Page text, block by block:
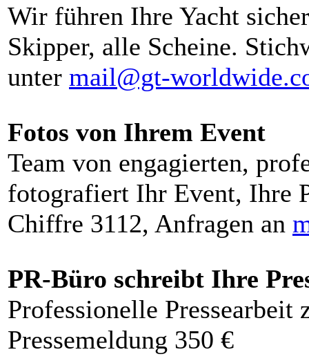
Wir führen Ihre Yacht
Skipper, alle Scheine.
unter mail@gt-
Fotos von Ihrem Event
Team von engagierten,
fotografiert Ihr Event, Ihre
Chiffre 3112, Anfragen an
PR-Büro schreibt Ihre
Professionelle Pressearbeit
Pressemeldung 350 €